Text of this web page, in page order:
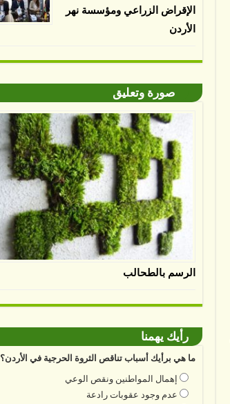
الإقراض الزراعي ومؤسسة نهر
الأردن
صورة وتعليق
الرسم بالطحالب
رأيك يهمنا
ما هي برأيك أسباب تناقص الثروة الحرجية في الأردن؟
إهمال المواطنين ونقص الوعي
عدم وجود عقوبات رادعة